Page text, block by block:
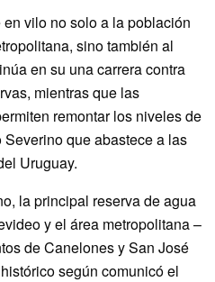
vilo no solo a la población
sino también al
en su una carrera contra
mientras que las
remontar los niveles de
que abastece a las
Uruguay.
la principal reserva de agua
y el área metropolitana –
de Canelones y San José
según comunicó el